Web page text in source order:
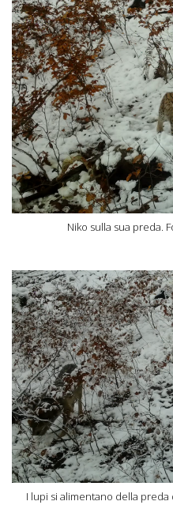
Niko sulla sua preda.
I lupi si alimentano della preda